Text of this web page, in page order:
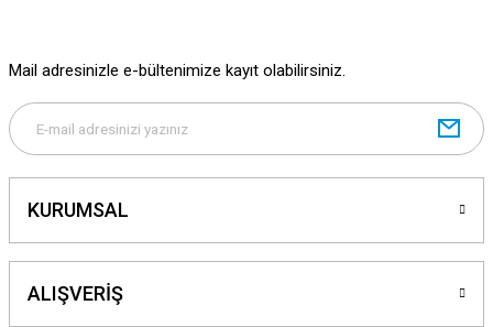
Mail adresinizle e-bültenimize kayıt olabilirsiniz.
KURUMSAL
ALIŞVERİŞ